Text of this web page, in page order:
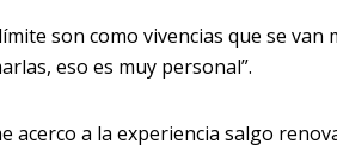
son como vivencias que se van
eso es muy personal”.
acerco a la experiencia salgo